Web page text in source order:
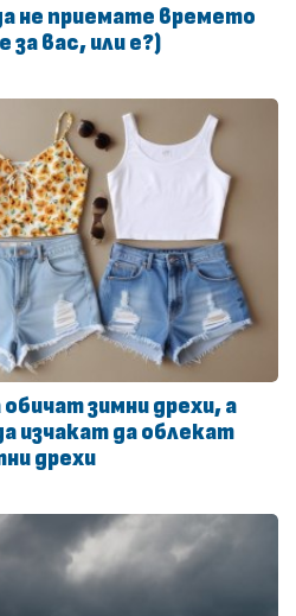
не приемате времето
за вас, или е?)
зимни дрехи, а
изчакат да облекат
дрехи